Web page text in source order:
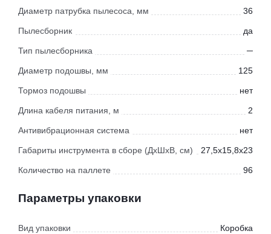
Диаметр патрубка пылесоса, мм 36
Пылесборник да
Тип пылесборника ─
Диаметр подошвы, мм 125
Тормоз подошвы нет
Длина кабеля питания, м 2
Антивибрационная система нет
Габариты инструмента в сборе (ДхШхВ, см) 27,5x15,8x23
Количество на паллете 96
Параметры упаковки
Вид упаковки Коробка